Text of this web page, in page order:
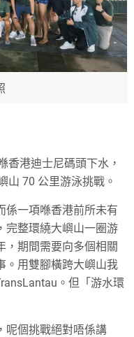
香港迪士尼碼頭下水，
山 70 公里游泳挑戰。
係一項喺香港前所未有
完整環繞大嶼山一圈游
，期間需要向多個相關
。用雙腳橫跨大嶼山我
。但「游水環
呢個挑戰絕對唔係講